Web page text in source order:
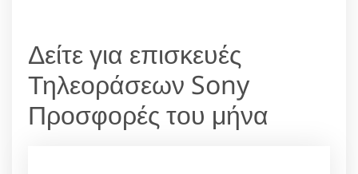
Δείτε για επισκευές
Τηλεοράσεων Sony
Προσφορές του μήνα